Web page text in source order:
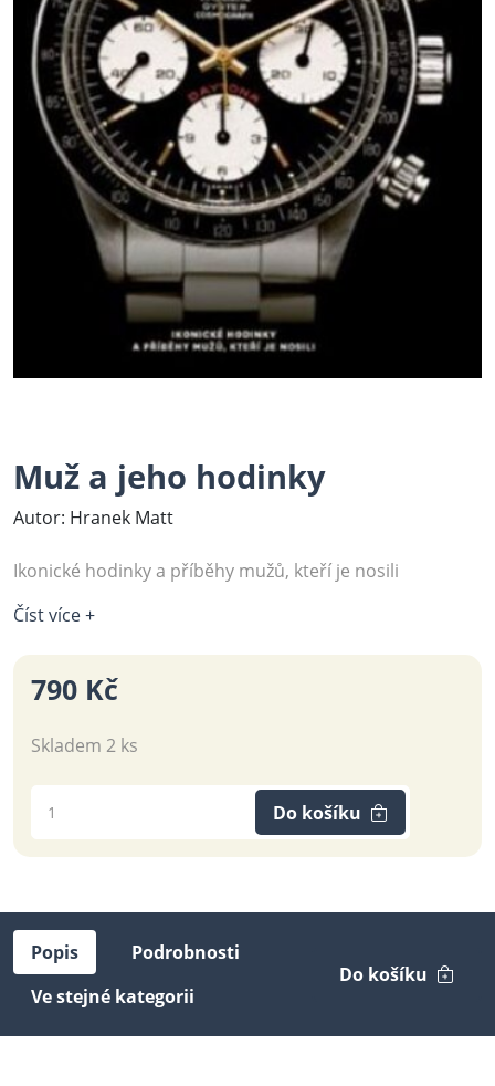
Muž a jeho hodinky
Autor: Hranek Matt
Ikonické hodinky a příběhy mužů, kteří je nosili
Číst více +
790 Kč
Skladem 2 ks
Do košíku
Popis
Podrobnosti
Ve stejné kategorii
Do košíku